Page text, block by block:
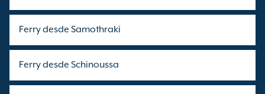
Ferry desde Samothraki
Ferry desde Schinoussa